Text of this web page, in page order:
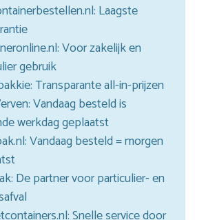
Laagste
Voor zakelijk en
gebruik
Transparante all-in-prijzen
Vandaag besteld is
werkdag geplaatst
Vandaag besteld = morgen
De partner voor particulier- en